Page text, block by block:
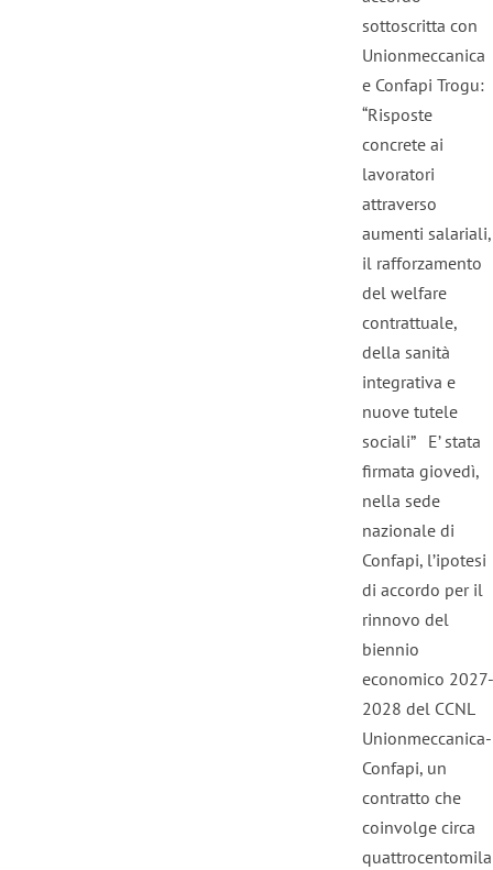
sottoscritta con
Unionmeccanica
e Confapi Trogu:
“Risposte
concrete ai
lavoratori
attraverso
aumenti salariali,
il rafforzamento
del welfare
contrattuale,
della sanità
integrativa e
nuove tutele
sociali” E’ stata
firmata giovedì,
nella sede
nazionale di
Confapi, l’ipotesi
di accordo per il
rinnovo del
biennio
economico 2027-
2028 del CCNL
Unionmeccanica-
Confapi, un
contratto che
coinvolge circa
quattrocentomila